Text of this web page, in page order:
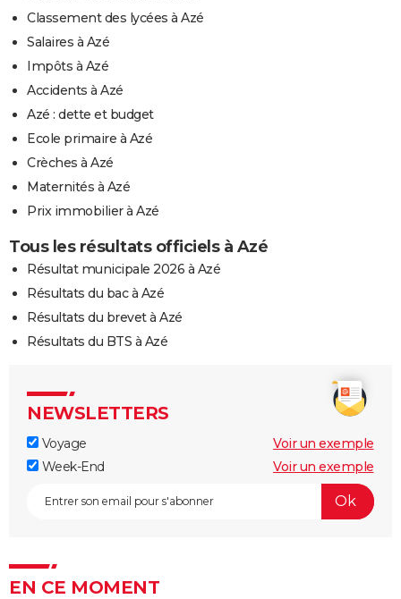
Classement des lycées à Azé
Salaires à Azé
Impôts à Azé
Accidents à Azé
Azé : dette et budget
Ecole primaire à Azé
Crèches à Azé
Maternités à Azé
Prix immobilier à Azé
Tous les résultats officiels à Azé
Résultat municipale 2026 à Azé
Résultats du bac à Azé
Résultats du brevet à Azé
Résultats du BTS à Azé
NEWSLETTERS
Voyage
Voir un exemple
Week-End
Voir un exemple
EN CE MOMENT